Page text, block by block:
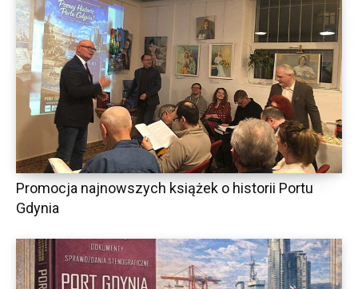
Promocja najnowszych książek o historii Portu
Gdynia